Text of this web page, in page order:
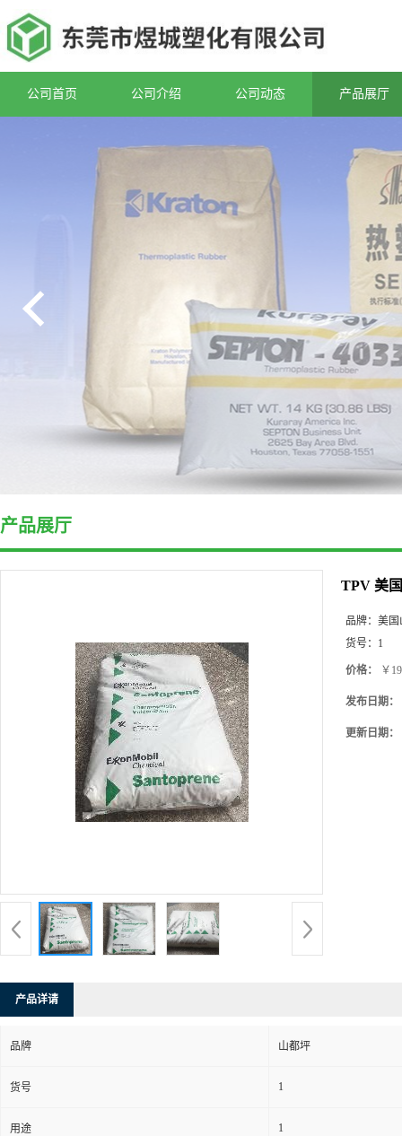
公司首页 公司介绍 公司动态 产品展厅
产品展厅
TPV 美
品牌： 美国
货号： 1
价格： ￥
发布日期：
更新日期：
产品详请
品牌 山都坪
货号 1
用途 1